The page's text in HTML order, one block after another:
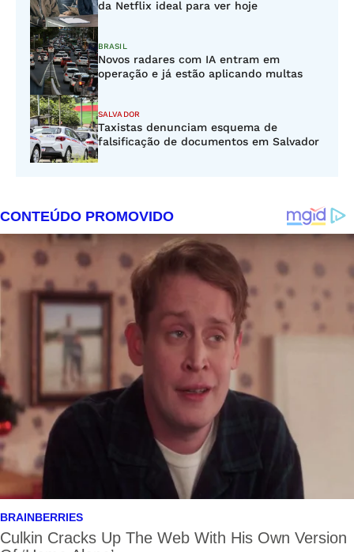
da Netflix ideal para ver hoje
BRASIL
Novos radares com IA entram em
operação e já estão aplicando multas
SALVADOR
Taxistas denunciam esquema de
falsificação de documentos em Salvador